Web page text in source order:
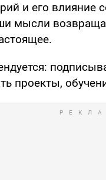
и его влияние
мысли
проекты,